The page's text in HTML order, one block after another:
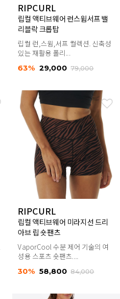
RIPCURL
립컬 액티브웨어 런스윔서프 밸
리블락 크롭탑
립컬 런,스윔,서프 컬렉션. 신축성
있는 재활용 폴리...
63% 29,000 79,000
RIPCURL
립컬 액티브웨어 미라지선 드리
아브 립 숏팬츠
VaporCool 수분 제어 기술의 여
성용 스포츠 숏팬츠....
30% 58,800 84,000